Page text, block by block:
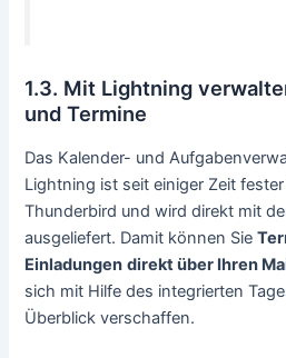
1.3. Mit Lightning
und Termine
Das Kalender- und
Lightning ist seit einiger Zeit
Thunderbird und wird direkt mit
ausgeliefert. Damit können Sie
Einladungen direkt über Ihren
sich mit Hilfe des integrierten
Überblick verschaffen.